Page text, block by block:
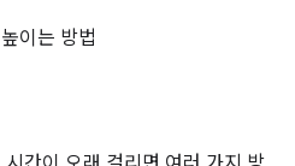
이는 방법